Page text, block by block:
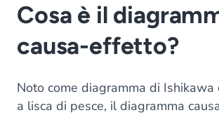
Cosa è il
causa-effetto?
Noto come diagramma di Ishikawa
a lisca di pesce, il diagramma